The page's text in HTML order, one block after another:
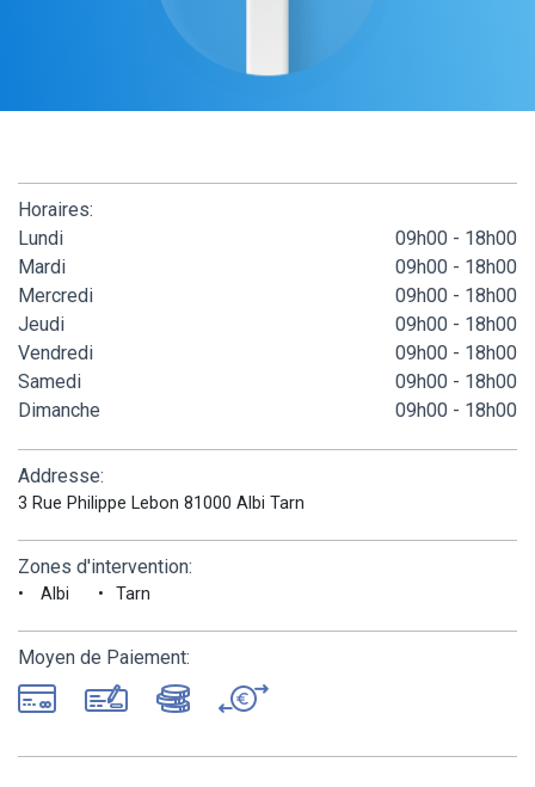
Horaires:
Lundi
09h00 - 18h00
Mardi
09h00 - 18h00
Mercredi
09h00 - 18h00
Jeudi
09h00 - 18h00
Vendredi
09h00 - 18h00
Samedi
09h00 - 18h00
Dimanche
09h00 - 18h00
Addresse:
3 Rue Philippe Lebon 81000 Albi Tarn
Zones d'intervention:
Albi Tarn
Moyen de Paiement: